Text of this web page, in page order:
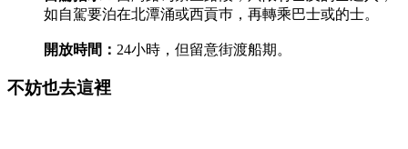
如自駕要泊在北潭涌或西貢巿，再轉乘巴士或的士。
開放時間： 24小時，但留意街渡船期。
不妨也去這裡